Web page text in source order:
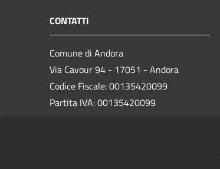
CONTATTI
Comune di Andora
Via Cavour 94 - 17051 - Andora
Codice Fiscale: 00135420099
Partita IVA: 00135420099